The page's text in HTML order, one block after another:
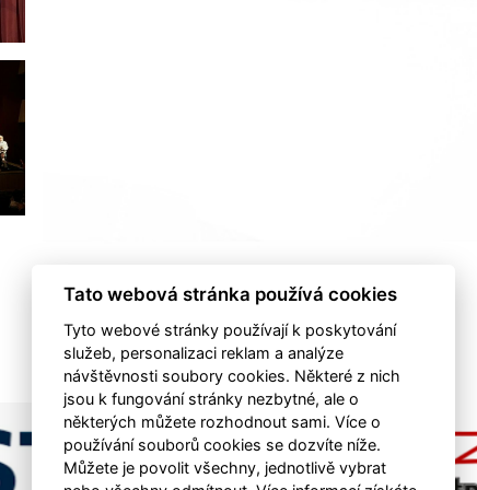
Tato webová stránka používá cookies
Tyto webové stránky používají k poskytování
služeb, personalizaci reklam a analýze
návštěvnosti soubory cookies. Některé z nich
jsou k fungování stránky nezbytné, ale o
některých můžete rozhodnout sami. Více o
používání souborů cookies se dozvíte níže.
Můžete je povolit všechny, jednotlivě vybrat